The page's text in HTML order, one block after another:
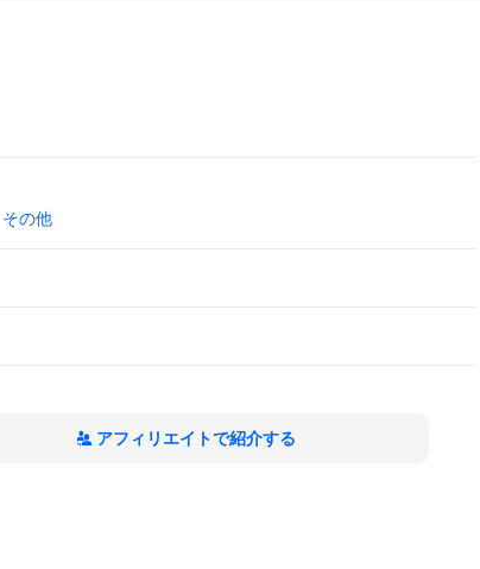
その他
アフィリエイトで紹介する